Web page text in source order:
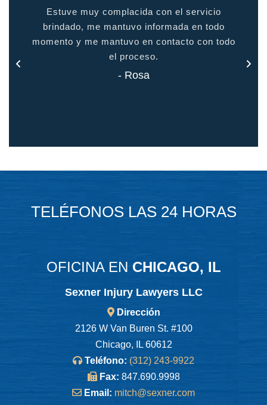
gente de calidad, servicio de calidad. Te hace
sentir como en casa
- Jason
TELÉFONOS LAS 24 HORAS
OFICINA EN CHICAGO, IL
Sexner Injury Lawyers LLC
Dirección
2126 W Van Buren St. #100
Chicago, IL 60612
Teléfono: (312) 243-9922
Fax: 847.690.9998
Email: mitch@sexner.com